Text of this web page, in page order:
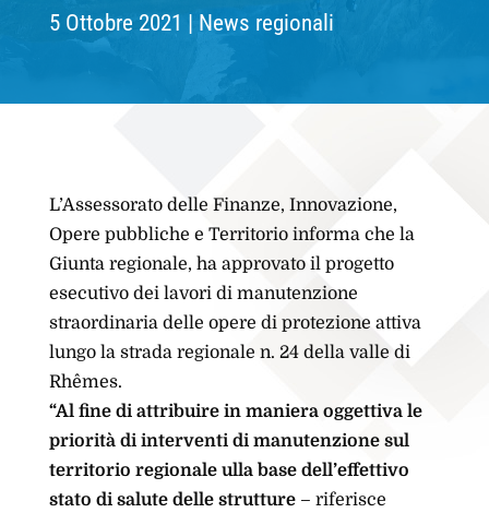
5 Ottobre 2021 News regionali
L’Assessorato delle Finanze, Innovazione,
Opere pubbliche e Territorio informa che la
Giunta regionale, ha approvato il progetto
esecutivo dei lavori di manutenzione
straordinaria delle opere di protezione attiva
lungo la strada regionale n. 24 della valle di
Rhêmes.
“Al fine di attribuire in maniera oggettiva le
priorità di interventi di manutenzione sul
territorio regionale ulla base dell’effettivo
stato di salute delle strutture– riferisce